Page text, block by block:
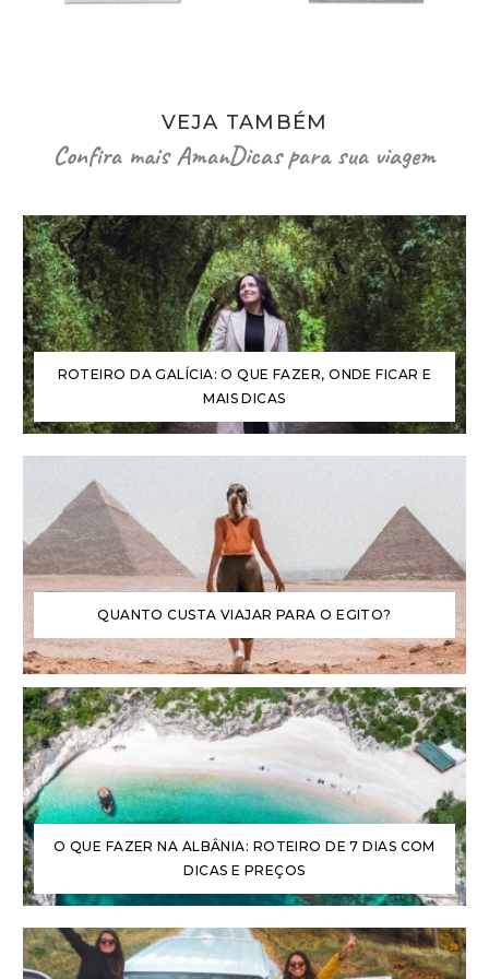
VEJA TAMBÉM
Confira mais AmanDicas para sua viagem
ROTEIRO DA GALÍCIA: O QUE FAZER, ONDE FICAR E
MAIS DICAS
QUANTO CUSTA VIAJAR PARA O EGITO?
O QUE FAZER NA ALBÂNIA: ROTEIRO DE 7 DIAS COM
DICAS E PREÇOS